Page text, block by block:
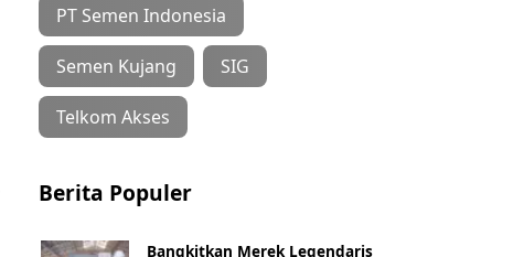
PT Semen Indonesia
Semen Kujang SIG
Telkom Akses
Berita Populer
Bangkitkan Merek Legendaris